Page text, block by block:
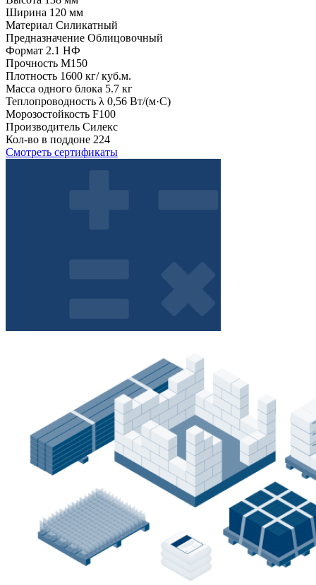
Ширина 120 мм
Материал Силикатный
Предназначение Облицовочный
Формат 2.1 НФ
Прочность М150
Плотность 1600 кг/ куб.м.
Масса одного блока 5.7 кг
Теплопроводность λ 0,56 Вт/(м·С)
Морозостойкость F100
Производитель Силекс
Кол-во в поддоне 224
Смотреть сертификаты